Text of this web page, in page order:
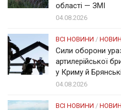
області — ЗМІ
04.08.2026
ВСІ НОВИНИ /
Сили оборони
артилерійської
у Криму й
04.08.2026
ВСІ НОВИНИ /